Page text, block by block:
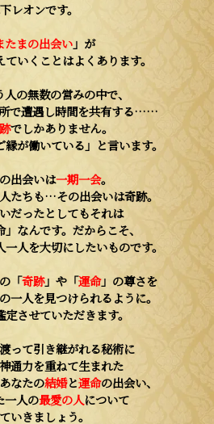
レオンです。
たまの出会い」が
いくことはよくあります。
の無数の営みの中で、
で遭遇し時間を共有する……
でしかありません。
が働いている」と言います。
出会いは一期一会。
たちも…その出会いは奇跡。
だったとしてもそれは
なんです。だからこそ、
人を大切にしたいものです。
「奇跡」や「運命」の尊さを
一人を見つけられるように。
させていただきます。
って引き継がれる秘術に
通力を重ねて生まれた
なたの結婚と運命の出会い、
一人の最愛の人について
いきましょう。